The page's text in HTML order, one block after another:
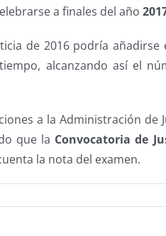
a finales del año
de 2016 podría añadirse
alcanzando así el
a la Administración de
que la Convocatoria de
la nota del examen.